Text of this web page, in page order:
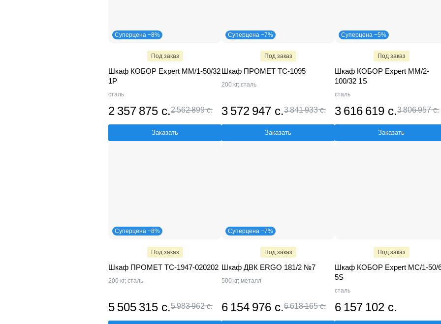
Суперцена −8%
Под заказ
Шкаф КОБОР Expert MM/1-50/32
1P
сталь
2 357 875 с.2 562 899 с.
Заказать
Суперцена −7%
Под заказ
Шкаф ПРОМЕТ TC-1095
200 кг; сталь
3 572 947 с.3 841 933 с.
Заказать
Суперцена −5%
Под заказ
Шкаф КОБОР Expert MM/2-
100/32 1S
сталь
3 616 619 с.3 806 957 с.
Заказать
Суперцена −8%
Под заказ
Шкаф ПРОМЕТ TC-1947-020202
200 кг; сталь
5 505 315 с.5 983 962 с.
Суперцена −7%
Под заказ
Шкаф ДВК ERGO 181/2 №7
500 кг; металл
6 154 976 с.6 618 165 с.
Под заказ
Шкаф КОБОР Expert MC/1-50/
5S
сталь
6 157 102 с.